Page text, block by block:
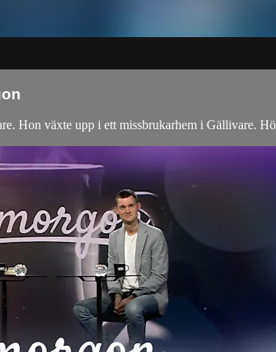
Hon växte upp i ett missbrukarhem i Gällivare.